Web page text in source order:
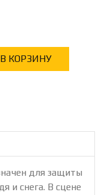
В КОРЗИНУ
для защиты
и снега. В сцене